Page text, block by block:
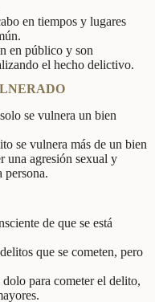
en tiempos y lugares
en público y son
el hecho delictivo.
se vulnera un bien
se vulnera más de un bien
una agresión sexual y
persona.
de que se está
que se cometen, pero
para cometer el delito,